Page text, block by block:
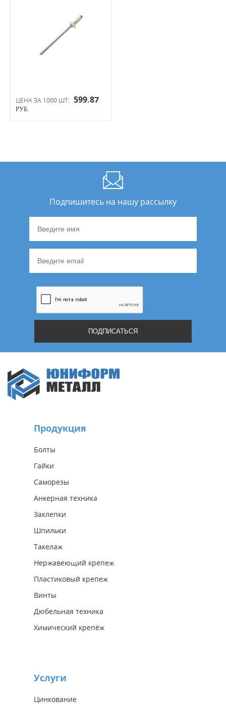
ЦЕНА ЗА 1000 ШТ: 599.87
РУБ.
Подпишитесь на нашу рассылку
Продукция
Болты
Гайки
Саморезы
Анкерная техника
Заклепки
Шпильки
Такелаж
Нержавеющий крепеж
Пластиковый крепеж
Винты
Дюбельная техника
Химический крепёж
Услуги
Цинкование